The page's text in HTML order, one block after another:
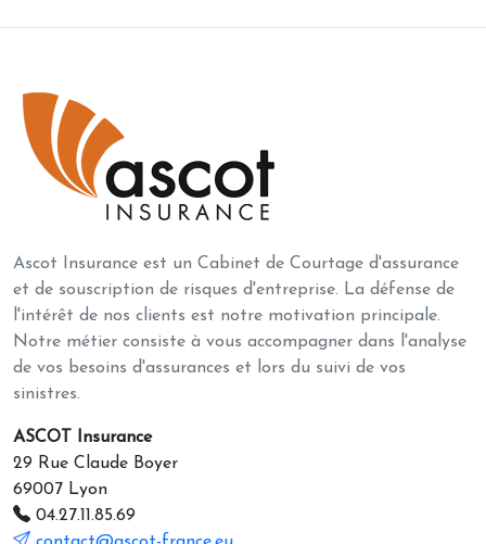
Ascot Insurance est un Cabinet de Courtage d'assurance
et de souscription de risques d'entreprise. La défense de
l'intérêt de nos clients est notre motivation principale.
Notre métier consiste à vous accompagner dans l'analyse
de vos besoins d'assurances et lors du suivi de vos
sinistres.
ASCOT Insurance
29 Rue Claude Boyer
69007 Lyon
04.27.11.85.69